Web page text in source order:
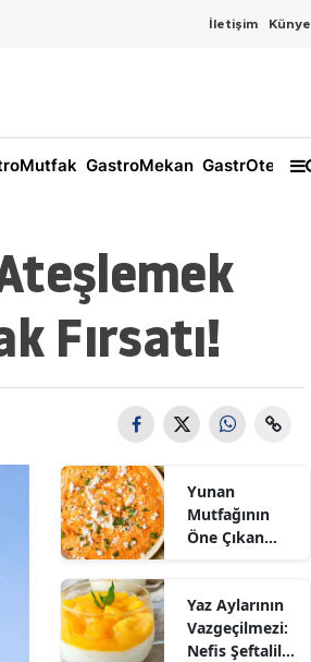
İletişim Künye
GastroMekan GastrOtel
Fırsatı!
Yunan
Mutfağının
Öne Çıkan
Nasıl Yapılır?
Yaz Aylarının
Vazgeçilmezi:
Nefis Şeftalili